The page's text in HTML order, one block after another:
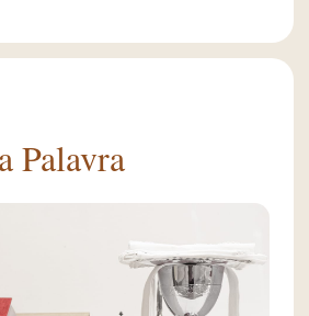
Palavra